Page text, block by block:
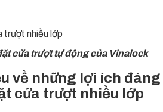
cửa trượt tự động của Vinalock
về những lợi ích đáng
cửa trượt nhiều lớp